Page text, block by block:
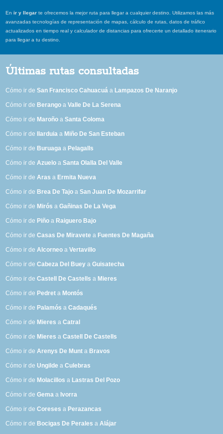
Enir y llegar te ofrecemos la mejor ruta para llegar a cualquier destino. Utilizamos las más
avanzadas tecnologías de representación de mapas, cálculo de rutas, datos de tráfico
actualizados en tiempo real y calculador de distancias para ofrecerte un detallado itenerario
para llegar a tu destino.
Últimas rutas consultadas
Cómo ir deSan Francisco Cahuacuá a Lampazos De Naranjo
Cómo ir de Berango aValle De La Serena
Cómo ir de Maroño aSanta Coloma
Cómo ir de Ilarduia a Miño De San Esteban
Cómo ir de Buruaga a Pelagalls
Cómo ir deAzuelo aSanta Olalla Del Valle
Cómo ir deAras a Ermita Nueva
Cómo ir de Brea De Tajo aSan Juan De Mozarrifar
Cómo ir de Mirós aGañinas De La Vega
Cómo ir de Piño a Raiguero Bajo
Cómo ir deCasas De Miravete a Fuentes De Magaña
Cómo ir deAlcorneo aVertavillo
Cómo ir deCabeza Del Buey aGuisatecha
Cómo ir deCastell De Castells a Mieres
Cómo ir de Pedret a Montós
Cómo ir de Palamós aCadaqués
Cómo ir de Mieres aCatral
Cómo ir de Mieres aCastell De Castells
Cómo ir deArenys De Munt a Bravos
Cómo ir deUngilde aCulebras
Cómo ir de Molacillos a Lastras Del Pozo
Cómo ir deGema a Ivorra
Cómo ir deCoreses a Perazancas
Cómo ir de Bocigas De Perales aAlájar